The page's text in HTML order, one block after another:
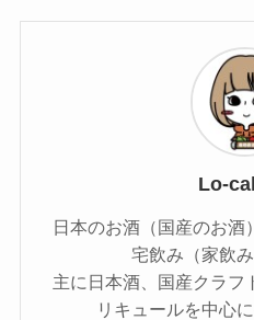
Lo-
日本のお酒（国産のお酒
宅飲み（家飲
主に日本酒、国産クラフ
リキュールを中心